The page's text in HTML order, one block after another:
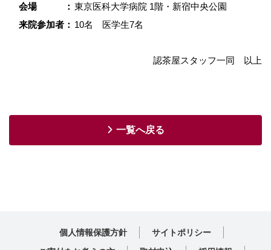
会場 ： 東京医科大学病院 1階・新宿中央公園
来院参加者： 10名 医学生7名
認茶屋スタッフ一同 以上
一覧へ戻る
個人情報保護方針
サイトポリシー